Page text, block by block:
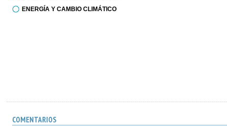
ENERGÍA Y CAMBIO CLIMÁTICO
COMENTARIOS